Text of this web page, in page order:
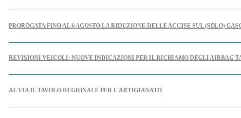
PROROGATA FINO AL 6 AGOSTO LA RIDUZIONE DELLE ACCISE SUL (SOLO)
REVISIONI VEICOLI: NUOVE INDICAZIONI PER IL RICHIAMO DEGLI AIRBAG
AL VIA IL TAVOLO REGIONALE PER L'ARTIGIANATO